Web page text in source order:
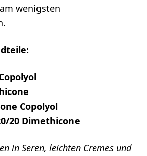
wenigsten
Copolyol
20 Dimethicone
in Seren, leichten Cremes und